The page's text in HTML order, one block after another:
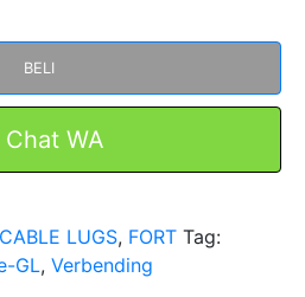
BELI
Chat WA
CABLE LUGS, FORT Tag:
GL, Verbending